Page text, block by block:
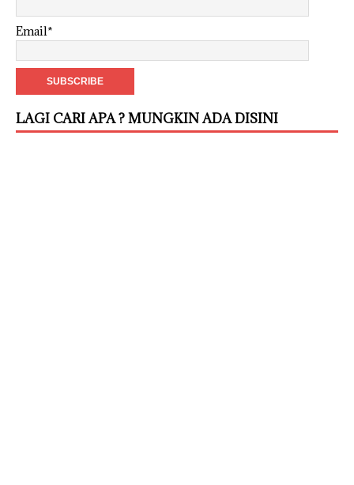
Email*
LAGI CARI APA ? MUNGKIN ADA DISINI